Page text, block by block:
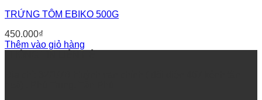
TRỨNG TÔM EBIKO 500G
450.000₫
Thêm vào giỏ hàng